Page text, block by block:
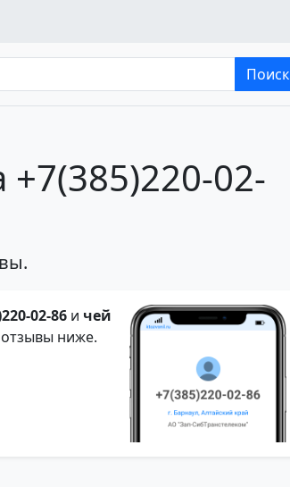
Поиск
02-
02-86 и чей
ниже.